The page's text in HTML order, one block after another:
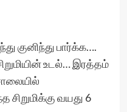
குனிந்து பார்க்க….
உடல்… இரத்தம்
வயது 6